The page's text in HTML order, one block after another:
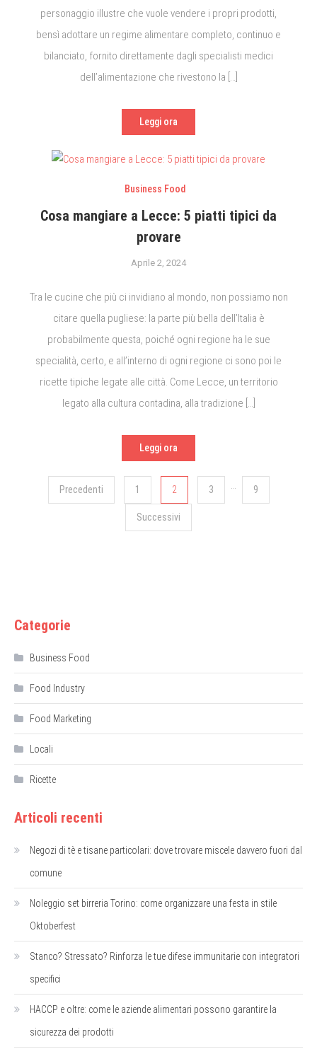
personaggio illustre che vuole vendere i propri prodotti,
bensì adottare un regime alimentare completo, continuo e
bilanciato, fornito direttamente dagli specialisti medici
dell’alimentazione che rivestono la […]
Leggi ora
Business Food
Cosa mangiare a Lecce: 5 piatti tipici da
provare
Aprile 2, 2024
Tra le cucine che più ci invidiano al mondo, non possiamo non
citare quella pugliese: la parte più bella dell’Italia è
probabilmente questa, poiché ogni regione ha le sue
specialità, certo, e all’interno di ogni regione ci sono poi le
ricette tipiche legate alle città. Come Lecce, un territorio
legato alla cultura contadina, alla tradizione […]
Leggi ora
Paginazione
Precedenti 1 2 3 … 9
Successivi
Categorie
Business Food
Food Industry
Food Marketing
Locali
Ricette
Articoli recenti
Negozi di tè e tisane particolari: dove trovare miscele davvero fuori dal
comune
Noleggio set birreria Torino: come organizzare una festa in stile
Oktoberfest
Stanco? Stressato? Rinforza le tue difese immunitarie con integratori
specifici
HACCP e oltre: come le aziende alimentari possono garantire la
sicurezza dei prodotti